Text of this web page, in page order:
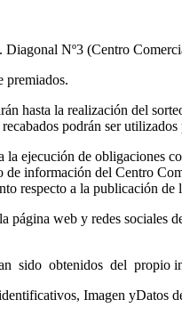
Nº3 (Centro
premiados.
hasta la realización del
podrán ser
la ejecución de
información del Centro
respecto a la publicación
página web y redes
sido obtenidos del propio
Imagen yDatos